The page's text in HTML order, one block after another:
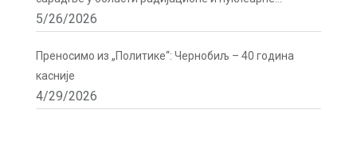
сигурности
5/26/2026
Преносимо из „Политике“: Чернобиљ – 40 година
касније
4/29/2026